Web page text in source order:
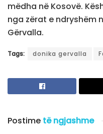
mëdha në Kosovë.
nga zërat e ndryshëm
Gërvalla.
Tags: donika gervalla
Postime të ngjashme